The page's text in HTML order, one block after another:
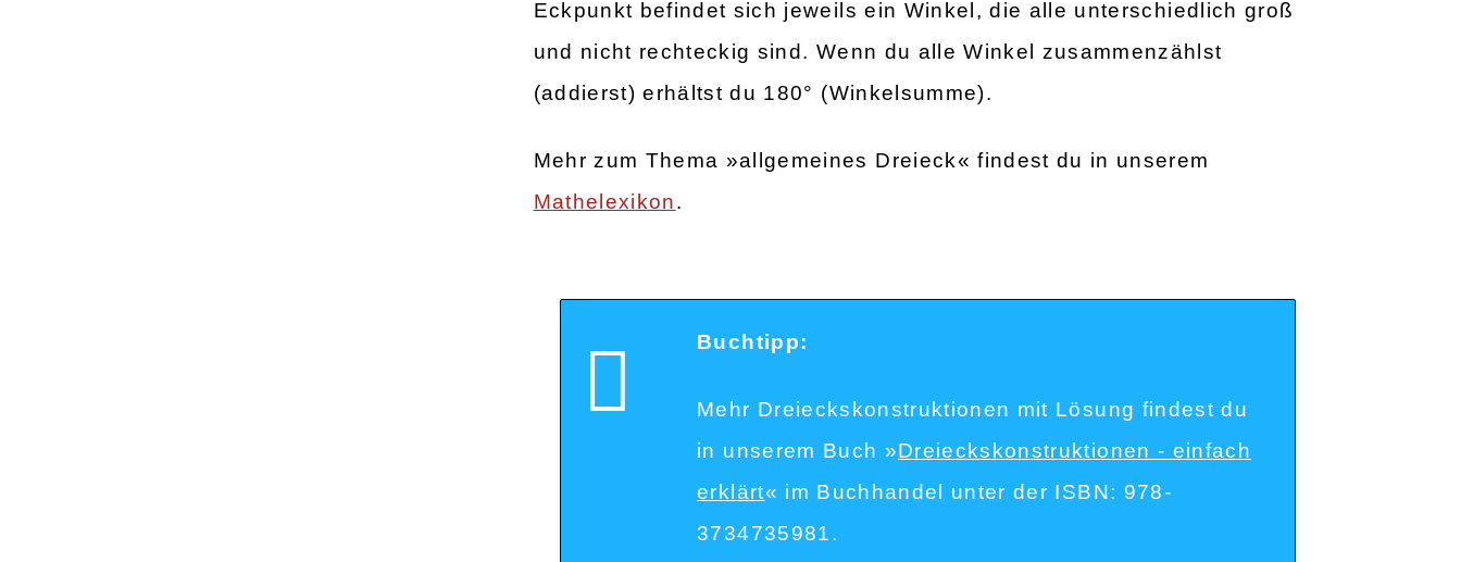
Eckpunkt befindet sich jeweils ein Winkel, die alle unterschiedlich groß
und nicht rechteckig sind. Wenn du alle Winkel zusammenzählst
(addierst) erhältst du 180° (Winkelsumme).
Mehr zum Thema »allgemeines Dreieck« findest du in unserem
Mathelexikon.
Buchtipp:
Mehr Dreieckskonstruktionen mit Lösung findest du
in unserem Buch »Dreieckskonstruktionen - einfach
erklärt« im Buchhandel unter der ISBN: 978-
3734735981.